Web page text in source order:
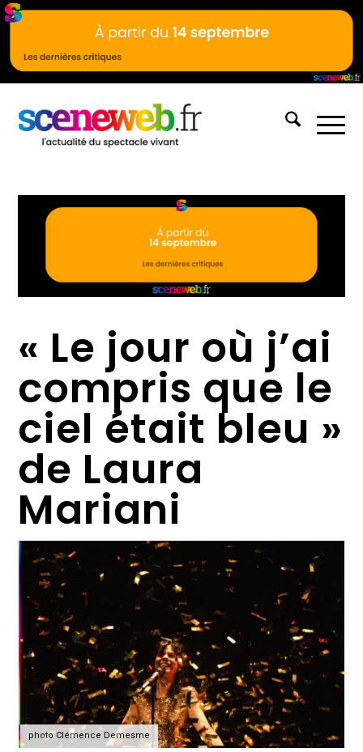
« Le jour où j’ai
compris que le
ciel était bleu »
de Laura
Mariani
photo Clémence Demesme